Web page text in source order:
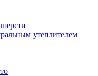
утеплителем